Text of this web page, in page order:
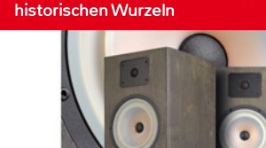
historischen Wurzeln